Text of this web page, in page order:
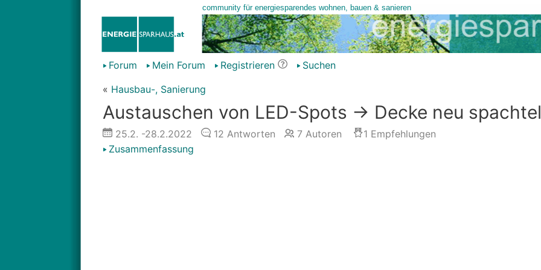
Forum Mein Forum Registrieren
Suchen
« Hausbau-, Sanierung
Austauschen von LED-Spots -> Decke neu
25.2. -28.2.2022 12 Antworten 7Autoren 1 Empfehlungen
Zusammenfassung